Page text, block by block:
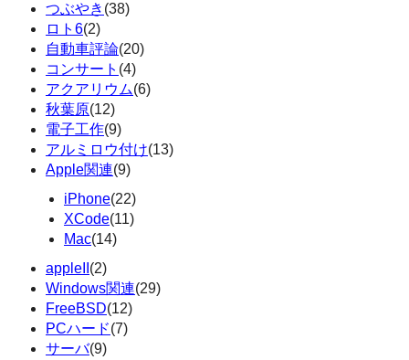
つぶやき (38)
ロト6(2)
自動車評論(20)
コンサート (4)
アクアリウム(6)
秋葉原(12)
電子工作(9)
アルミロウ付け(13)
Apple関連(9)
iPhone(22)
XCode(11)
Mac(14)
appleII (2)
Windows関連(29)
FreeBSD(12)
PCハード(7)
サーバ(9)